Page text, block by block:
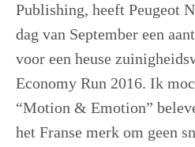
Publishing, heeft Peugeot
dag van September een
voor een heuse
Economy Run 2016. Ik
“Motion & Emotion”
het Franse merk om geen